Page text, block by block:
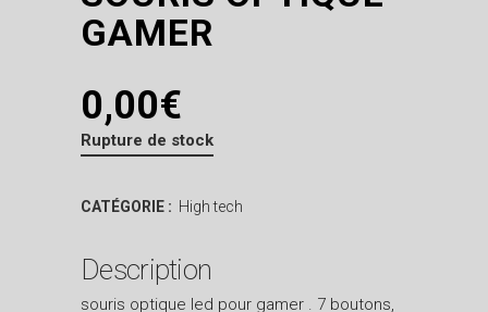
GAMER
0,00€
Rupture de stock
CATÉGORIE : High tech
Description
souris optique led pour gamer . 7 boutons,